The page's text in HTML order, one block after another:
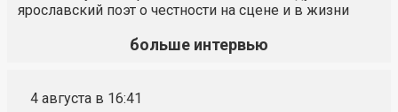
ярославский поэт о честности на сцене и в жизни
больше интервью
4 августа в 16:41